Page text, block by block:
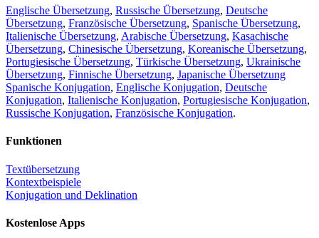
Englische Übersetzung, Russische Übersetzung, Deutsche
Übersetzung, Französische Übersetzung, Spanische Übersetzung,
Italienische Übersetzung, Arabische Übersetzung, Kasachische
Übersetzung, Chinesische Übersetzung, Koreanische Übersetzung,
Portugiesische Übersetzung, Türkische Übersetzung, Ukrainische
Übersetzung, Finnische Übersetzung, Japanische Übersetzung
Spanische Konjugation, Englische Konjugation, Deutsche
Konjugation, Italienische Konjugation, Portugiesische Konjugation,
Russische Konjugation, Französische Konjugation.
Funktionen
Textübersetzung
Kontextbeispiele
Konjugation und Deklination
Kostenlose Apps